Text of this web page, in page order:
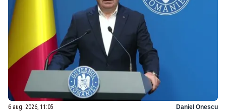
6 aug. 2026, 11:05 Daniel Onescu